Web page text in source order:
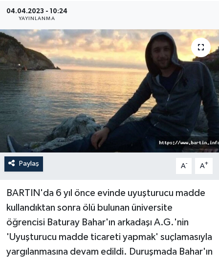
04.04.2023 - 10:24
YAYINLANMA
Paylaş A- A+
BARTIN'da 6 yıl önce evinde uyuşturucu madde
kullandıktan sonra ölü bulunan üniversite
öğrencisi Baturay Bahar'ın arkadaşı A.G.'nin
'Uyuşturucu madde ticareti yapmak' suçlamasıyla
yargılanmasına devam edildi. Duruşmada Bahar'ın
Medya
Sağlık
Sinema
Sivil Toplum
Siyaset
Spor
Tarım
Turizm
Yaşam
Yerel Yönetimler